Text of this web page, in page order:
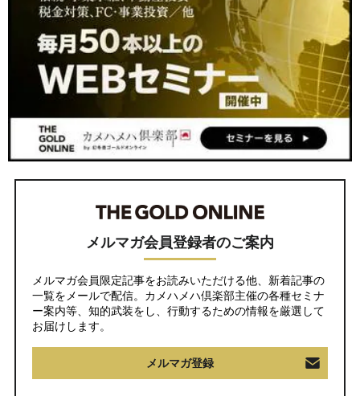
メルマガ会員登録者のご案内
メルマガ会員限定記事をお読みいただける他、新着記事の
一覧をメールで配信。カメハメハ倶楽部主催の各種セミナ
ー案内等、知的武装をし、行動するための情報を厳選して
お届けします。
メルマガ登録